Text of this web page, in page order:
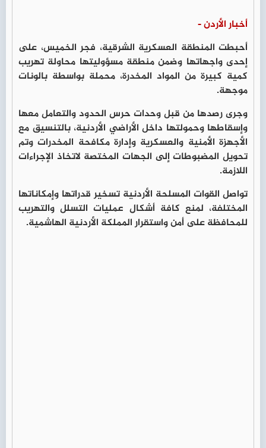
أخبار الأردن -
أحبطت المنطقة العسكرية الشرقية، فجر الخميس، على
إحدى واجهاتها وضمن منطقة مسؤوليتها محاولة تهريب
كمية كبيرة من المواد المخدرة، محملة بواسطة بالونات
موجهة.
وجرى رصدها من قبل وحدات حرس الحدود والتعامل معها
وإسقاطها وحمولتها داخل الأراضي الأردنية، بالتنسيق مع
الأجهزة الأمنية والعسكرية وإدارة مكافحة المخدرات وتم
تحويل المضبوطات إلى الجهات المختصة لاتخاذ الإجراءات
اللازمة.
تواصل القوات المسلحة الأردنية تسخير قدراتها وإمكاناتها
المختلفة، لمنع كافة أشكال عمليات التسلل والتهريب
للمحافظة على أمن واستقرار المملكة الأردنية الهاشمية.